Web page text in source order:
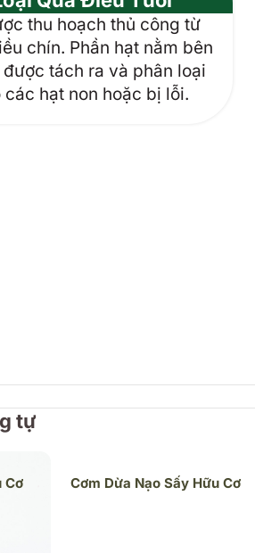
thu hoạch thủ công từ
chín. Phần hạt nằm bên
tách ra và phân loại
các hạt non hoặc bị lỗi.
tự
Cơ Cơm Dừa Nạo Sấy Hữu Cơ